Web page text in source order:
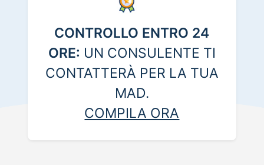
CONTROLLO ENTRO 24
ORE: UN CONSULENTE TI
CONTATTERÀ PER LA TUA
MAD.
COMPILA ORA